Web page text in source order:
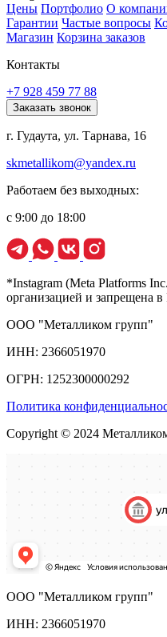
Цены Портфолио О
Гарантии Частые вопросы
Магазин Корзина заказов
Контакты
+7 928 459 77 88
Заказать звонок
г. Гудаута, ул. Тарнава, 16
skmetallikom@yandex.ru
Работаем без выходных:
с 9:00 до 18:00
*Instagram (Meta Platforms
организацией и запрещена
ООО "Металликом групп"
ИНН: 2366051970
ОГРН: 1252300000292
Политика
Copyright © 2024
ООО "Металликом групп"
ИНН: 2366051970